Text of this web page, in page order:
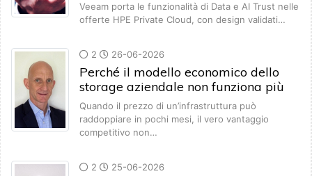
Veeam porta le funzionalità di Data e AI Trust nelle
offerte HPE Private Cloud, con design validati…
2 26-06-2026
Perché il modello economico dello
storage aziendale non funziona più
Quando il prezzo di un’infrastruttura può
raddoppiare in pochi mesi, il vero vantaggio
competitivo non…
2 25-06-2026